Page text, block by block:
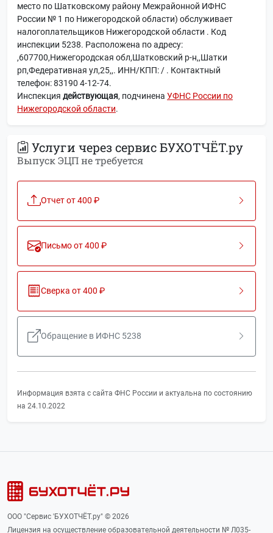
место по Шатковскому району Межрайонной ИФНС
России № 1 по Нижегородской области) обслуживает
налогоплательщиков Нижегородской области . Код
инспекции 5238. Расположена по адресу:
,607700,Нижегородская обл,Шатковский р-н,,Шатки
рп,Федеративная ул,25,,. ИНН/КПП: / . Контактный
телефон: 83190 4-12-74.
Инспекция действующая, подчинена УФНС России по
Нижегородской области.
Услуги через сервис БУХОТЧЁТ.ру
Выпуск ЭЦП не требуется
Отчет от 400 ₽
Письмо от 400 ₽
Сверка от 400 ₽
Обращение в ИФНС 5238
Информация взята с сайта ФНС России и актуальна по состоянию
на 24.10.2022
ООО "Сервис 'БУХОТЧЁТ.ру" © 2026
Лицензия на осуществление образовательной деятельности № Л035-